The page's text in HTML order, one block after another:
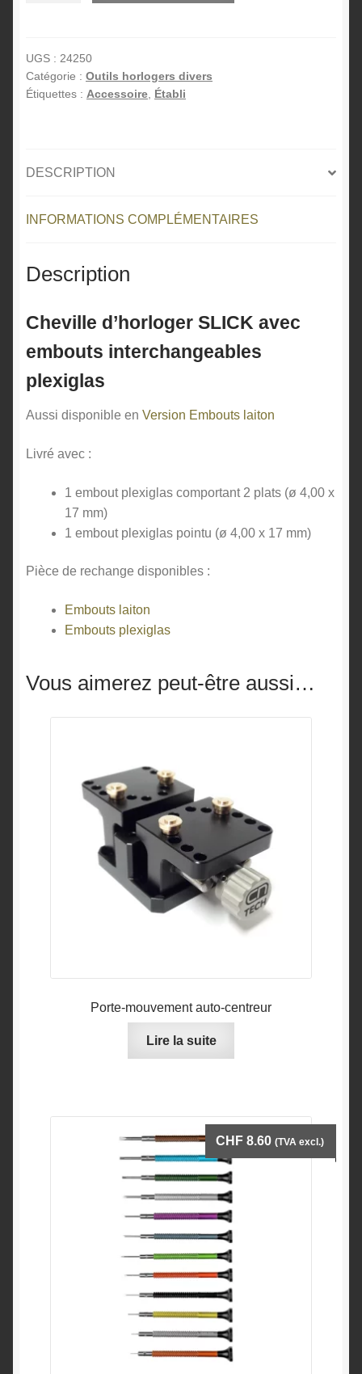
SLICK
avec
embouts
UGS : 24250
Catégorie : Outils horlogers divers
Étiquettes : Accessoire Établi
DESCRIPTION
INFORMATIONS COMPLÉMENTAIRES
Description
Cheville d’horloger SLICK avec
embouts interchangeables
plexiglas
Aussi disponible en Version Embouts laiton
Livré avec :
1 embout plexiglas comportant 2 plats (ø 4,00 x
17 mm)
1 embout plexiglas pointu (ø 4,00 x 17 mm)
Pièce de rechange disponibles :
Embouts laiton
Embouts plexiglas
Vous aimerez peut-être aussi…
Porte-mouvement auto-centreur
Lire la suite
CHF 8.60 (TVA excl.)